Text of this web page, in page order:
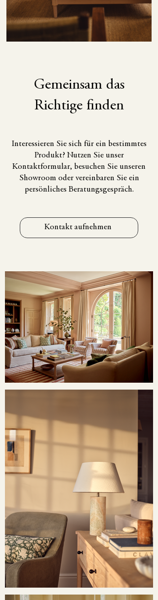
Gemeinsam das
Richtige finden
Interessieren Sie sich für ein bestimmtes
Produkt? Nutzen Sie unser
Kontaktformular, besuchen Sie unseren
Showroom oder vereinbaren Sie ein
persönliches Beratungsgespräch.
Kontakt aufnehmen